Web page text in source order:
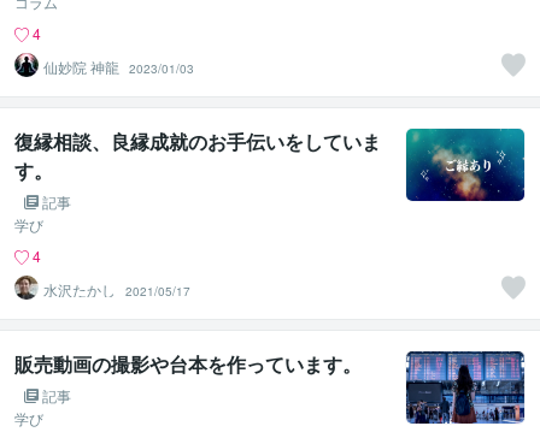
4
仙妙院 神龍
2023/01/03
復縁相談、良縁成就のお手伝いをしていま
す。
記事
学び
4
水沢たかし
2021/05/17
販売動画の撮影や台本を作っています。
記事
学び